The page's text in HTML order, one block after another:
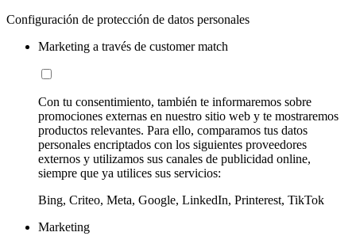
Configuración de protección de datos personales
Marketing a través de customer match
Con tu consentimiento, también te informaremos sobre
promociones externas en nuestro sitio web y te mostraremos
productos relevantes. Para ello, comparamos tus datos
personales encriptados con los siguientes proveedores
externos y utilizamos sus canales de publicidad online,
siempre que ya utilices sus servicios:
Bing, Criteo, Meta, Google, LinkedIn, Printerest, TikTok
Marketing